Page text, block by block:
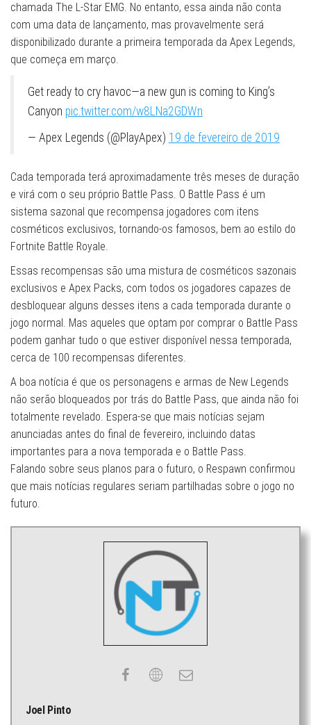
chamada The L-Star EMG. No entanto, essa ainda não conta
com uma data de lançamento, mas provavelmente será
disponibilizado durante a primeira temporada da Apex Legends,
que começa em março.
Get ready to cry havoc—a new gun is coming to King’s
Canyon pic.twitter.com/w8LNa2GDWn
— Apex Legends (@PlayApex) 19 de fevereiro de 2019
Cada temporada terá aproximadamente três meses de duração
e virá com o seu próprio Battle Pass. O Battle Pass é um
sistema sazonal que recompensa jogadores com itens
cosméticos exclusivos, tornando-os famosos, bem ao estilo do
Fortnite Battle Royale.
Essas recompensas são uma mistura de cosméticos sazonais
exclusivos e Apex Packs, com todos os jogadores capazes de
desbloquear alguns desses itens a cada temporada durante o
jogo normal. Mas aqueles que optam por comprar o Battle Pass
podem ganhar tudo o que estiver disponível nessa temporada,
cerca de 100 recompensas diferentes.
A boa notícia é que os personagens e armas de New Legends
não serão bloqueados por trás do Battle Pass, que ainda não foi
totalmente revelado. Espera-se que mais notícias sejam
anunciadas antes do final de fevereiro, incluindo datas
importantes para a nova temporada e o Battle Pass.
Falando sobre seus planos para o futuro, o Respawn confirmou
que mais notícias regulares seriam partilhadas sobre o jogo no
futuro.
Joel Pinto